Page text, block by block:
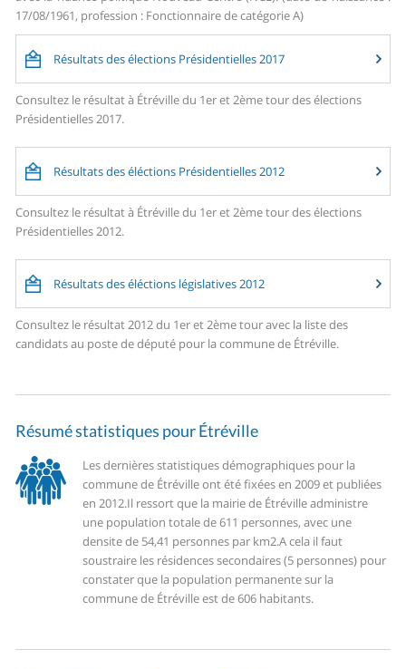
17/08/1961, profession : Fonctionnaire de catégorie A)
Résultats des élections Présidentielles 2017
Consultez le résultat à Étréville du 1er et 2ème tour des élections
Présidentielles 2017.
Résultats des éléctions Présidentielles 2012
Consultez le résultat à Étréville du 1er et 2ème tour des élections
Présidentielles 2012.
Résultats des éléctions législatives 2012
Consultez le résultat 2012 du 1er et 2ème tour avec la liste des
candidats au poste de député pour la commune de Étréville.
Résumé statistiques pour Étréville
Les dernières statistiques démographiques pour la
commune de Étréville ont été fixées en 2009 et publiées
en 2012.Il ressort que la mairie de Étréville administre
une population totale de 611 personnes, avec une
densite de 54,41 personnes par km2.A cela il faut
soustraire les résidences secondaires (5 personnes) pour
constater que la population permanente sur la
commune de Étréville est de 606 habitants.